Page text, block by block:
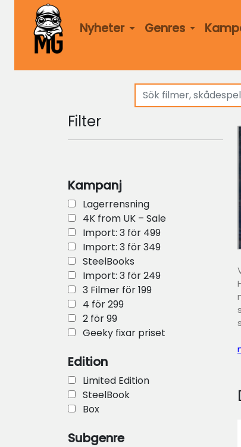
Nyheter Genres
Filter
Kampanj
Lagerrensning
4K from UK – Sale
Import: 3 för 499
Import: 3 för 349
SteelBooks
Import: 3 för 249
3 Filmer för 199
4 för 299
2 för 99
Geeky fixar priset
Edition
Limited Edition
SteelBook
Box
Subgenre
[